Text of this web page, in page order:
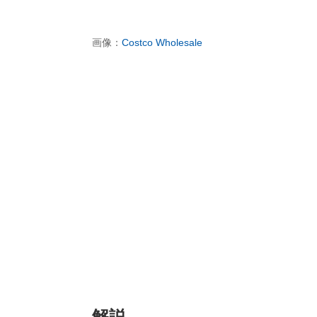
画像： Costco Wholesale